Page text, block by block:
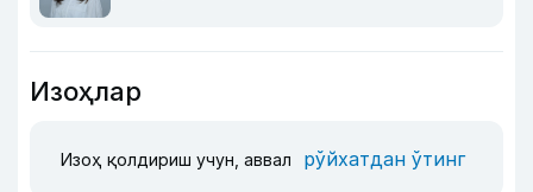
Изоҳлар
Изоҳ қолдириш учун, аввал рўйхатдан ўтинг